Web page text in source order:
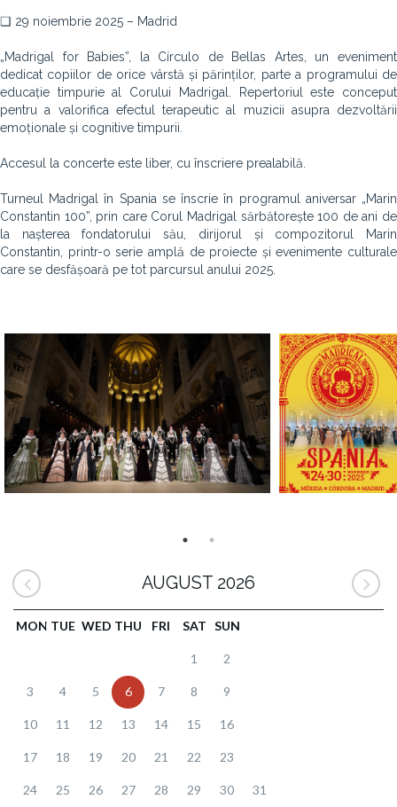
❑ 29 noiembrie 2025 – Madrid
„Madrigal for Babies”, la Círculo de Bellas Artes, un eveniment
dedicat copiilor de orice vârstă și părinților, parte a programului de
educație timpurie al Corului Madrigal. Repertoriul este conceput
pentru a valorifica efectul terapeutic al muzicii asupra dezvoltării
emoționale și cognitive timpurii.
Accesul la concerte este liber, cu înscriere prealabilă.
Turneul Madrigal în Spania se înscrie în programul aniversar „Marin
Constantin 100”, prin care Corul Madrigal sărbătorește 100 de ani de
la nașterea fondatorului său, dirijorul și compozitorul Marin
Constantin, printr-o serie amplă de proiecte și evenimente culturale
care se desfășoară pe tot parcursul anului 2025.
AUGUST 2026
MON TUE WED THU FRI SAT SUN
1 2
3 4 5 6 7 8 9
10 11 12 13 14 15 16
17 18 19 20 21 22 23
24 25 26 27 28 29 30 31